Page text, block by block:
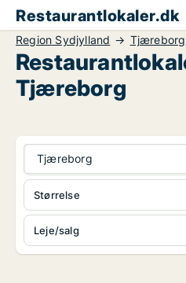
Restaurantlokaler.dk
Region Sydjylland Tjæreborg
Tjæreborg
Tjæreborg
Leje/salg
Størrelse